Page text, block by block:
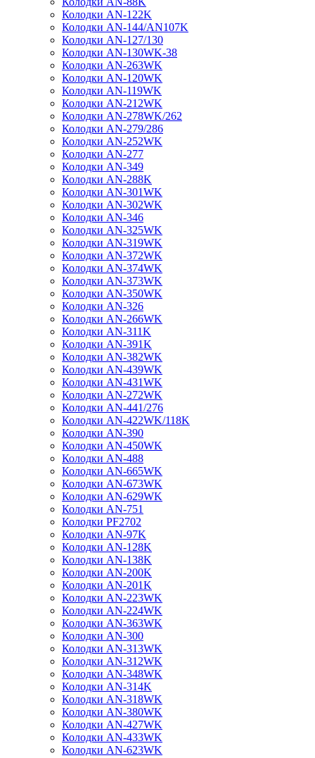
Колодки AN-122K
Колодки AN-144/AN107K
Колодки AN-127/130
Колодки AN-130WK-38
Колодки AN-263WK
Колодки AN-120WK
Колодки AN-119WK
Колодки AN-212WK
Колодки AN-278WK/262
Колодки AN-279/286
Колодки AN-252WK
Колодки AN-277
Колодки AN-349
Колодки AN-288K
Колодки AN-301WK
Колодки AN-302WK
Колодки AN-346
Колодки AN-325WK
Колодки AN-319WK
Колодки AN-372WK
Колодки AN-374WK
Колодки AN-373WK
Колодки AN-350WK
Колодки AN-326
Колодки AN-266WK
Колодки AN-311K
Колодки AN-391K
Колодки AN-382WK
Колодки AN-439WK
Колодки AN-431WK
Колодки AN-272WK
Колодки AN-441/276
Колодки AN-422WK/118K
Колодки AN-390
Колодки AN-450WK
Колодки AN-488
Колодки AN-665WK
Колодки AN-673WK
Колодки AN-629WK
Колодки AN-751
Колодки PF2702
Колодки AN-97K
Колодки AN-128K
Колодки AN-138K
Колодки AN-200K
Колодки AN-201K
Колодки AN-223WK
Колодки AN-224WK
Колодки AN-363WK
Колодки AN-300
Колодки AN-313WK
Колодки AN-312WK
Колодки AN-348WK
Колодки AN-314K
Колодки AN-318WK
Колодки AN-380WK
Колодки AN-427WK
Колодки AN-433WK
Колодки AN-623WK